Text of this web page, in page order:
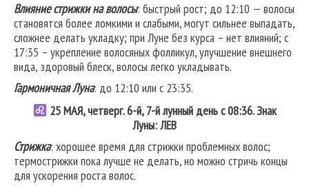
Влияние стрижки на волосы: быстрый рост; до 12:10 — волосы
становятся более ломкими и слабыми, могут сильнее выпадать,
сложнее делать укладку; при Луне без курса – нет влияний; с
17:35 – укрепление волосяных фолликул, улучшение внешнего
вида, здоровый блеск, волосы легко укладывать.
Гармоничная Луна: до 12:10 или с 23:35.
25 МАЯ, четверг. 6-й, 7-й лунный день с 08:36. Знак
Луны: ЛЕВ
Стрижка: хорошее время для стрижки проблемных волос;
термострижки пока лучше не делать, но можно стричь концы
для ускорения роста волос.